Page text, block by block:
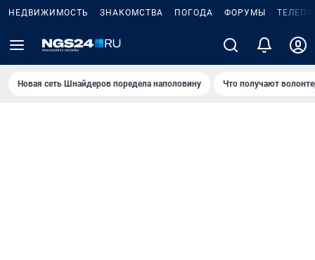
НЕДВИЖИМОСТЬ ЗНАКОМСТВА ПОГОДА ФОРУМЫ
Новая сеть Шнайдеров поредела наполовину Что получают